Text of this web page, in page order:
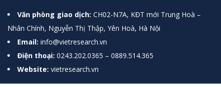
đầu các Doanh nghiệp Đổi mới sáng tạo và
Kinh doanh hiệu quả 2026
DỰ BÁO LỢI NHUẬN THỊ TRƯỜNG 2026